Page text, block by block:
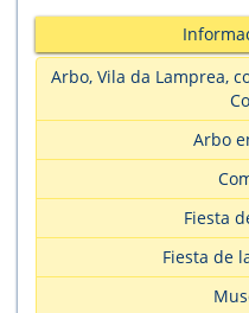
Arbo, Vila da Lamprea,
Arbo
Fiesta
Fiesta de